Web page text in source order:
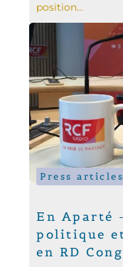
position...
Press articles
En Aparté
politique
en RD